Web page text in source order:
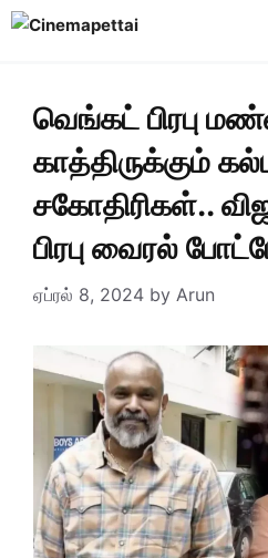
Skip
வெங்கட் பிரபு
காத்திருக்கும்
சகோதிரிகள்..
பிரபு வைரல்
ஏப்ரல் 8, 2024 by Arun